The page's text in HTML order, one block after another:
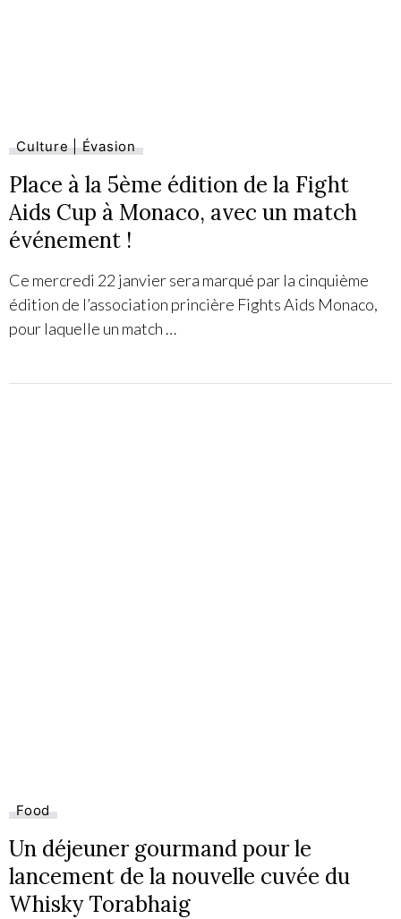
Culture | Évasion
Place à la 5ème édition de la Fight
Aids Cup à Monaco, avec un match
événement !
Ce mercredi 22 janvier sera marqué par la cinquième
édition de l’association princière Fights Aids Monaco,
pour laquelle un match …
Food
Un déjeuner gourmand pour le
lancement de la nouvelle cuvée du
Whisky Torabhaig